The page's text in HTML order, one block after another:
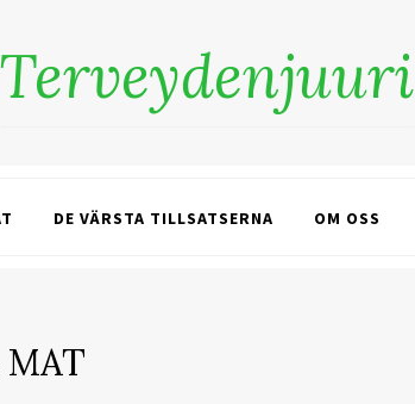
Terveydenjuuri
DE VÄRSTA TILLSATSERNA OM OSS
MAT